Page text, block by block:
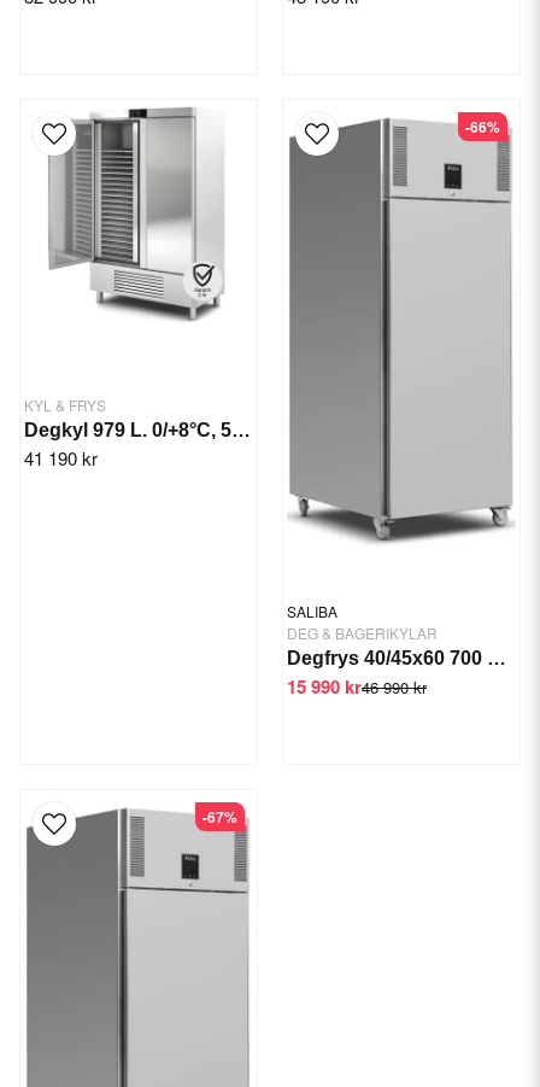
KYL & FRYS
Degkyl 979 L. 0/+8°C, 543 W.
41 190 kr
SALIBA
DEG & BAGERIKYLAR
Degfrys 40/45x60 700 Ltr 815W
46 990 kr
15 990 kr
-66%
-67%